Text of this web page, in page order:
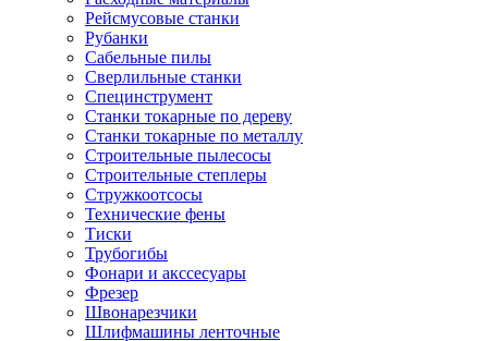
Рейсмусовые станки
Рубанки
Сабельные пилы
Сверлильные станки
Специнструмент
Станки токарные по дереву
Станки токарные по металлу
Строительные пылесосы
Строительные степлеры
Стружкоотсосы
Технические фены
Тиски
Трубогибы
Фонари и акссесуары
Фрезер
Швонарезчики
Шлифмашины ленточные